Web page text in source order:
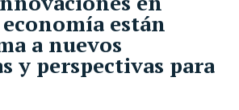
están
a nuevos
y perspectivas para